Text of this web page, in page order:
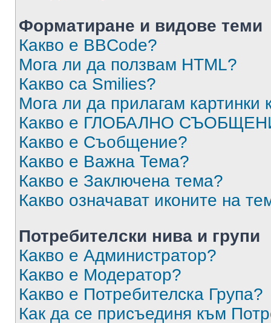
Форматиране и видове теми
Какво е BBCode?
Мога ли да ползвам HTML?
Какво са Smilies?
Мога ли да прилагам
Какво е ГЛОБАЛНО
Какво е Съобщение?
Какво е Важна Тема?
Какво е Заключена тема?
Какво означават иконите на
Потребителски нива и групи
Какво е Администратор?
Какво е Модератор?
Какво е Потребителска Група?
Как да се присъединя към